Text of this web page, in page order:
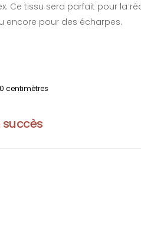
Ce tissu sera parfait pour la
encore pour des écharpes.
centimètres